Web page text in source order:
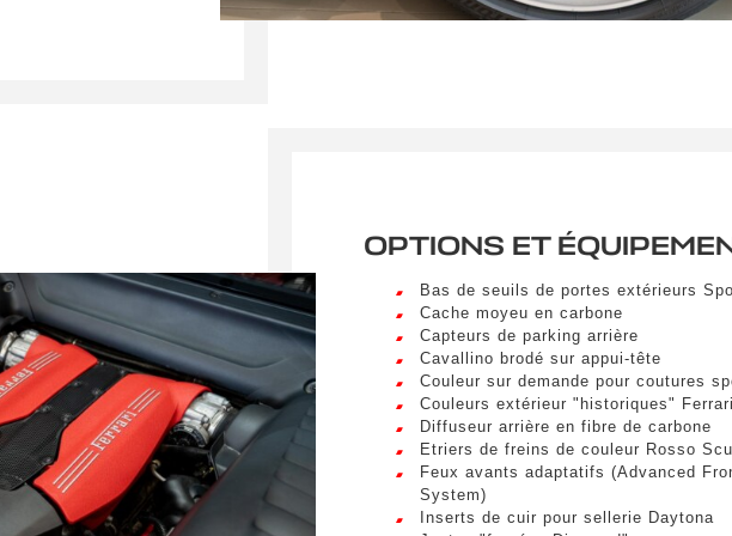
ce formulaire, j'accepte que les informations saisies
à des fins de relation commerciale.
Envoyer
a vel nibh. Sed aliquam varius feugiat. Suspendisse finibus nec nibh eget
OPTIONS ET
Bas de seuils de portes extérieurs
Cache moyeu en carbone
Capteurs de parking arrière
Cavallino brodé sur appui-tête
Couleur sur demande pour coutures
Couleurs extérieur "historiques" Ferrari
Diffuseur arrière en fibre de carbone
Etriers de freins de couleur Rosso
Feux avants adaptatifs (Advanced
System)
Inserts de cuir pour sellerie Daytona